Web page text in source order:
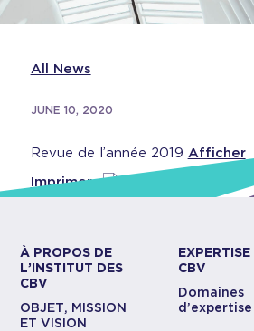
All News
JUNE 10, 2020
Revue de l’année 2019 Afficher
Imprimer
À PROPOS DE
L’INSTITUT DES
CBV
OBJET, MISSION
ET VISION
EXPERTISE
CBV
Domaines
d’expertise